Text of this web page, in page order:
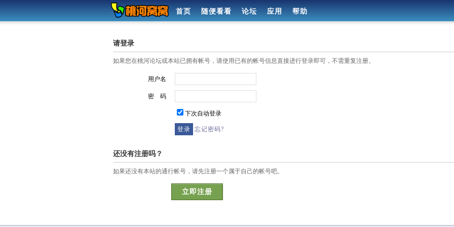
首页 随便看看 论坛 应用 帮助
请登录
如果您在桃河论坛或本站已拥有帐号，请使用已有的帐号信息直接进行登录即可，不需重复注册。
用户名
密 码
下次自动登录
忘记密码?
还没有注册吗？
如果还没有本站的通行帐号，请先注册一个属于自己的帐号吧。
立即注册